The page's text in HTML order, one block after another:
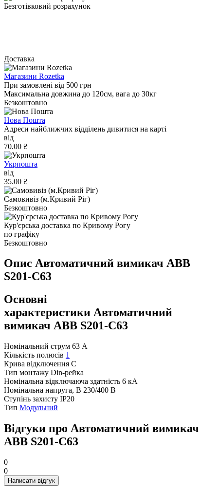
Безготівковий розрахунок
Доставка
Магазини Rozetka
При замовлені від 500 грн
Максимальна довжина до 120см, вага до 30кг
Безкоштовно
Нова Пошта
Адреси найближчих відділень дивитися на карті
від
70.00 ₴
Укрпошта
від
35.00 ₴
Самовивіз (м.Кривий Ріг)
Безкоштовно
Кур'єрська доставка по Кривому Рогу
по графіку
Безкоштовно
Опис Автоматичний вимикач ABB
S201-С63
Основні
характеристики Автоматичний
вимикач ABB S201-С63
Номінальний струм 63 А
Кількість полюсів 1
Крива відключення C
Тип монтажу Din-рейка
Номінальна відключаюча здатність 6 кА
Номінальна напруга, В 230/400 В
Ступінь захисту IP20
Тип Модульний
Відгуки про Автоматичний вимикач
ABB S201-С63
0
0
Написати відгук